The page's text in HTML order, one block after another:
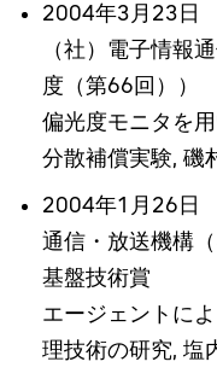
2004年3月23日
（社）電子情報
度（第66回））
偏光度モニタを
分散補償実験, 磯
2004年1月26日
通信・放送機構
基盤技術賞
エージェントに
理技術の研究, 塩